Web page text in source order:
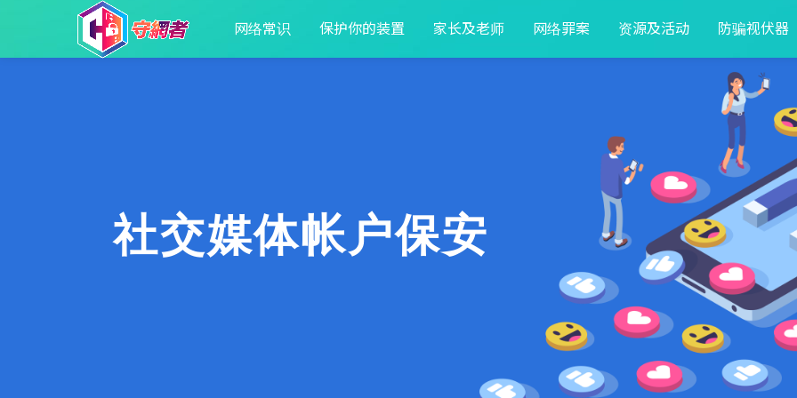
网络常识 保护你的装置 家长及老师 网络罪案 资源及活动 防骗视伏器
社交媒体帐户保安